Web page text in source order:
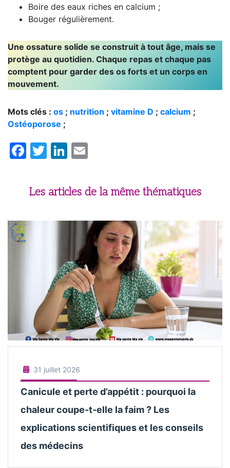
Boire des eaux riches en calcium ;
Bouger régulièrement.
Une ossature solide se construit à tout âge, mais se
protège au quotidien. Chaque repas et chaque pas
comptent pour garder des os forts et un corps en
mouvement.
Mots clés : os ; nutrition ; vitamine D ; calcium ;
Ostéoporose ;
Facebook
TwitterLinkedIn
Les articles de la même thématiques
31 juillet 2026
Canicule et perte d’appétit : pourquoi la
chaleur coupe-t-elle la faim ? Les
explications scientifiques et les conseils
des médecins